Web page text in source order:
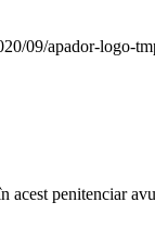
09/apador-logo-
penitenciar